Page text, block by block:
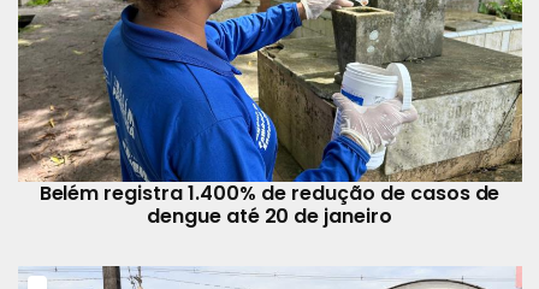
Belém registra 1.400% de redução de casos de
dengue até 20 de janeiro